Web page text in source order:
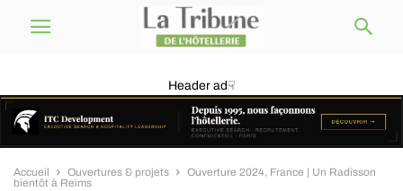
Header ad☟
Accueil Ouvertures & projets
Ouverture 2024, France | Un Radisson
bientôt à Reims